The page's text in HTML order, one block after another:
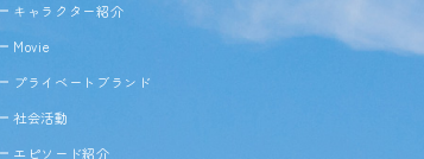
キャラクター紹介
Movie
プライベートブランド
社会活動
エピソード紹介